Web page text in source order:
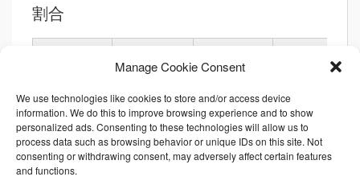
Manage Cookie Consent
We use technologies like cookies to store and/or access device
information. We do this to improve browsing experience and to show
personalized ads. Consenting to these technologies will allow us to
process data such as browsing behavior or unique IDs on this site. Not
consenting or withdrawing consent, may adversely affect certain features
and functions.
割合
都道府県内
人口総数 0.0051
世帯総数 3 0.0090 0.0000
人口密度